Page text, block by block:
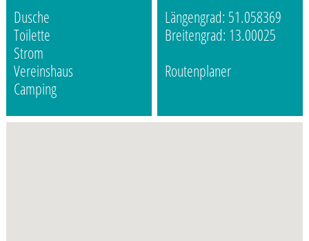
Dusche
Toilette
Strom
Vereinshaus
Camping
Längengrad: 51.058369
Breitengrad: 13.00025
Routenplaner